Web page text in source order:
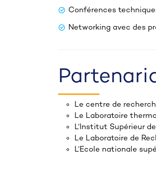
Conférences
Networking avec des
Le centre de
Le Laboratoire
L’Institut Supérieur
Le Laboratoire de
L’Ecole nationale